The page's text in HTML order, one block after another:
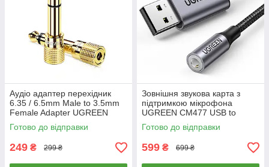
Аудіо адаптер перехідник
6.35 / 6.5mm Male to 3.5mm
Female Adapter UGREEN
(20503)
Готово до відправки
249 ₴ 299 ₴
Зовнішня звукова карта з
підтримкою мікрофона
UGREEN CM477 USB to
3.5mm TRRS 4pin Audio
Adapter 25см (сірий)
Готово до відправки
599 ₴ 699 ₴